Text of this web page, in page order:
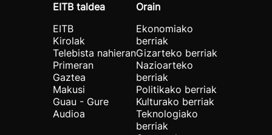
EITB taldea
EITB
Kirolak
Telebista nahieran
Primeran
Gaztea
Makusi
Guau - Gure
Audioa
Orain
Ekonomiako
berriak
Gizarteko berriak
Nazioarteko
berriak
Politikako berriak
Kulturako berriak
Teknologiako
berriak